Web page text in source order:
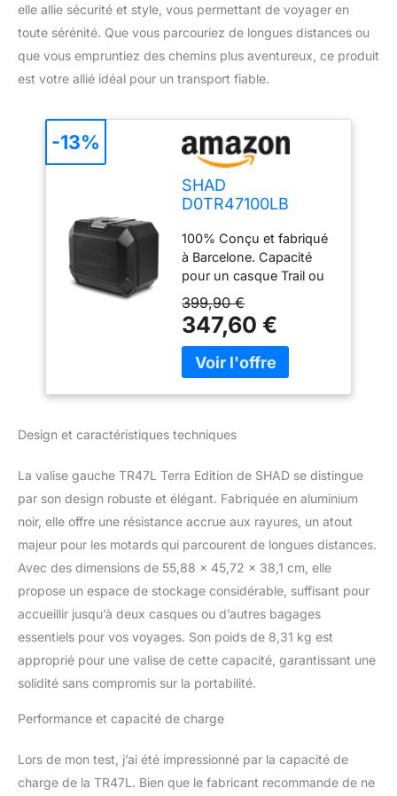
elle allie sécurité et style, vous permettant de voyager en
toute sérénité. Que vous parcouriez de longues distances ou
que vous empruntiez des chemins plus aventureux, ce produit
est votre allié idéal pour un transport fiable.
SHAD
D0TR47100LB
TR47L Terra
Edition, Black
Aluminio
100% Conçu et fabriqué
à Barcelone. Capacité
pour un casque Trail ou
deux casques (intégrale
+ jet). Design structurel
aérodynamique et
intégré en aluminium
durcissable « TERRA
de qualité industrielle qui
verrouillage et la poignée
rétractable intégrée.
Imperméabilité :
votre contenu, même
contre les conditions
météorologiques les plus
extrêmes.
399,90 €
347,60 €
-13%
Design et caractéristiques techniques
La valise gauche TR47L Terra Edition de SHAD se distingue
par son design robuste et élégant. Fabriquée en aluminium
noir, elle offre une résistance accrue aux rayures, un atout
majeur pour les motards qui parcourent de longues distances.
Avec des dimensions de 55,88 x 45,72 x 38,1 cm, elle
propose un espace de stockage considérable, suffisant pour
accueillir jusqu’à deux casques ou d’autres bagages
essentiels pour vos voyages. Son poids de 8,31 kg est
approprié pour une valise de cette capacité, garantissant une
solidité sans compromis sur la portabilité.
Performance et capacité de charge
Lors de mon test, j’ai été impressionné par la capacité de
charge de la TR47L. Bien que le fabricant recommande de ne